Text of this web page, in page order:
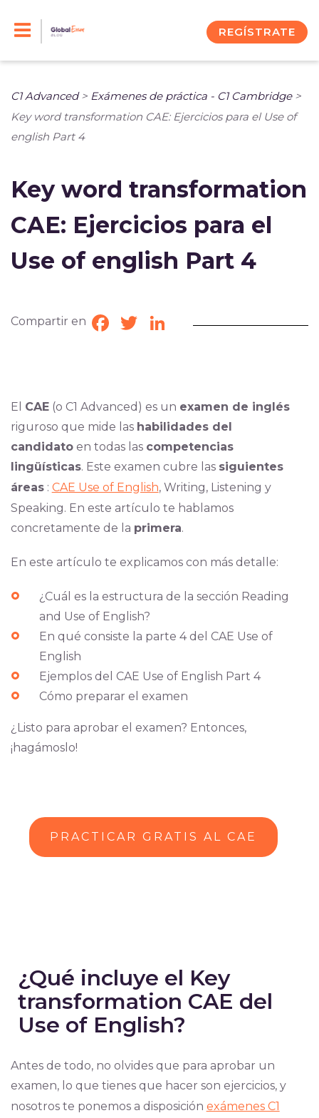
REGÍSTRATE
C1 Advanced> Exámenes de práctica - C1 Cambridge>
Key word transformation CAE: Ejercicios para el Use of
english Part 4
Key word transformation
CAE: Ejercicios para el
Use of english Part 4
Compartir en Facebook
TwitterLinkedIn
El CAE(o C1 Advanced) es un examen de inglés
riguroso que mide las habilidades del
candidatoen todas las competencias
lingüísticas. Este examen cubre las siguientes
áreas: CAE Use of English, Writing, Listening y
Speaking. En este artículo te hablamos
concretamente de la primera.
En este artículo te explicamos con más detalle:
¿Cuál es la estructura de la sección Reading
and Use of English?
En qué consiste la parte 4 del CAE Use of
English
Ejemplos del CAE Use of English Part 4
Cómo preparar el examen
¿Listo para aprobar el examen? Entonces,
¡hagámoslo!
PRACTICAR GRATIS AL CAE
¿Qué incluye el Key
transformation CAE del
Use of English?
Antes de todo, no olvides que para aprobar un
examen, lo que tienes que hacer son ejercicios, y
nosotros te ponemos a disposición exámenes C1